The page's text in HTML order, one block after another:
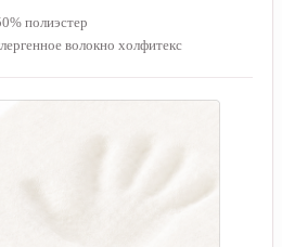
полиэстер
волокно холфитекс